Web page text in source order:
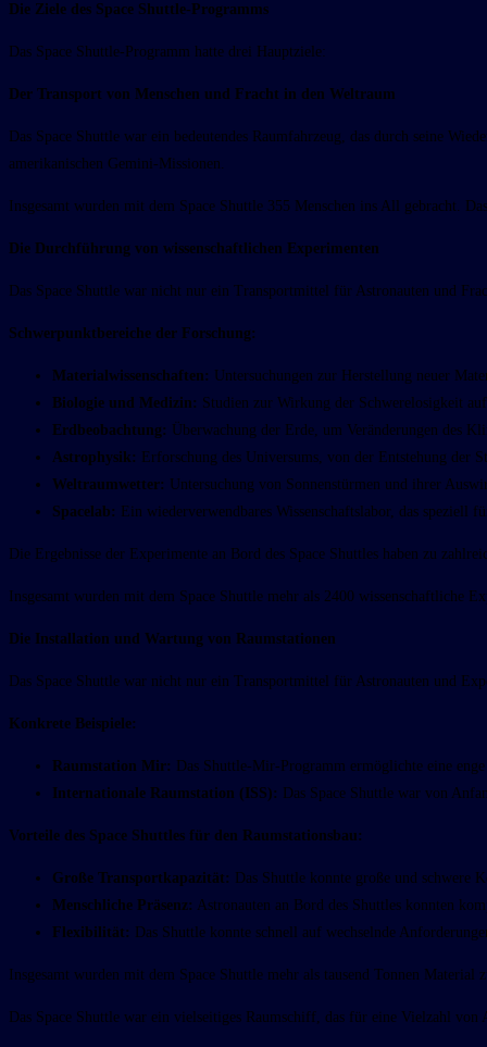
Die Ziele des Space Shuttle-Programms
Das Space Shuttle-Programm hatte drei Hauptziele:
Der Transport von Menschen und Fracht in den Weltraum
Das Space Shuttle war ein bedeutendes Raumfahrzeug, das durch seine
amerikanischen Gemini-Missionen.
Insgesamt wurden mit dem Space Shuttle 355 Menschen ins All gebracht.
Die Durchführung von wissenschaftlichen Experimenten
Das Space Shuttle war nicht nur ein Transportmittel für Astronauten und
Schwerpunktbereiche der Forschung:
Materialwissenschaften: Untersuchungen zur Herstellung neuer
Biologie und Medizin: Studien zur Wirkung der Schwerelosigkeit
Erdbeobachtung: Überwachung der Erde, um Veränderungen des
Astrophysik: Erforschung des Universums, von der Entstehung der
Weltraumwetter: Untersuchung von Sonnenstürmen und ihrer
Spacelab: Ein wiederverwendbares Wissenschaftslabor, das
Die Ergebnisse der Experimente an Bord des Space Shuttles haben zu
Insgesamt wurden mit dem Space Shuttle mehr als 2400
Die Installation und Wartung von Raumstationen
Das Space Shuttle war nicht nur ein Transportmittel für Astronauten und
Konkrete Beispiele:
Raumstation Mir: Das Shuttle-Mir-Programm ermöglichte eine
Internationale Raumstation (ISS): Das Space Shuttle war von
Vorteile des Space Shuttles für den Raumstationsbau:
Große Transportkapazität: Das Shuttle konnte große und schwere
Menschliche Präsenz: Astronauten an Bord des Shuttles konnten
Flexibilität: Das Shuttle konnte schnell auf wechselnde
Insgesamt wurden mit dem Space Shuttle mehr als tausend Tonnen
Das Space Shuttle war ein vielseitiges Raumschiff, das für eine Vielzahl